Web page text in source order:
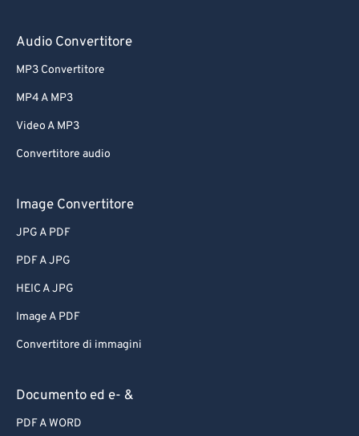
Audio Convertitore
MP3 Convertitore
MP4 A MP3
Video A MP3
Convertitore audio
Image Convertitore
JPG A PDF
PDF A JPG
HEIC A JPG
Image A PDF
Convertitore di immagini
Documento ed e- &
PDF A WORD